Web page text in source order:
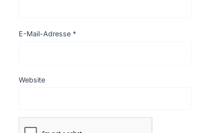
E-Mail-Adresse *
Website